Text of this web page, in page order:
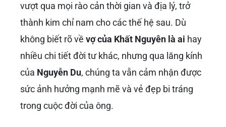
vượt qua mọi rào cản thời gian và địa lý, trở
thành kim chỉ nam cho các thế hệ sau. Dù
không biết rõ về vợ của Khất Nguyên là ai hay
nhiều chi tiết đời tư khác, nhưng qua lăng kính
của Nguyễn Du, chúng ta vẫn cảm nhận được
sức ảnh hưởng mạnh mẽ và vẻ đẹp bi tráng
trong cuộc đời của ông.